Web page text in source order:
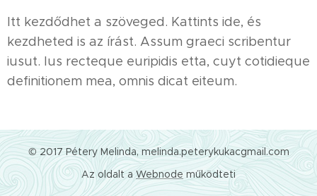
Itt kezdődhet a szöveged. Kattints ide, és
kezdheted is az írást. Assum graeci scribentur
iusut. Ius recteque euripidis etta, cuyt cotidieque
definitionem mea, omnis dicat eiteum.
© 2017 Pétery Melinda, melinda.peterykukacgmail.com
Az oldalt a Webnode működteti